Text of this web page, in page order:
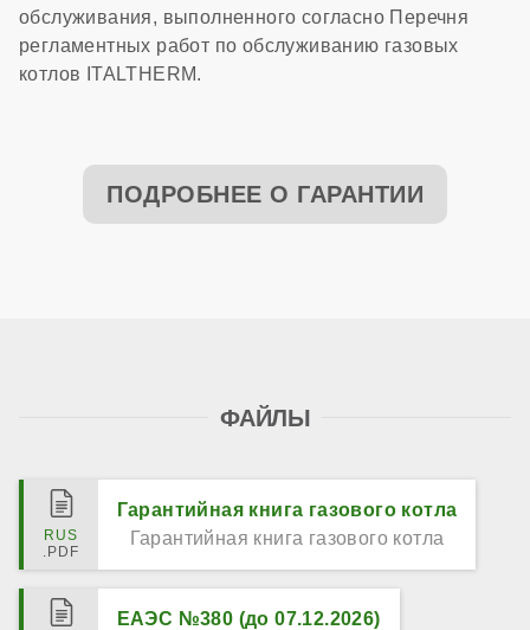
обслуживания, выполненного согласно Перечня
регламентных работ по обслуживанию газовых
котлов ITALTHERM.
ПОДРОБНЕЕ О ГАРАНТИИ
ФАЙЛЫ
Гарантийная книга газового котла
Гарантийная книга газового котла
ЕАЭС №380 (до 07.12.2026)